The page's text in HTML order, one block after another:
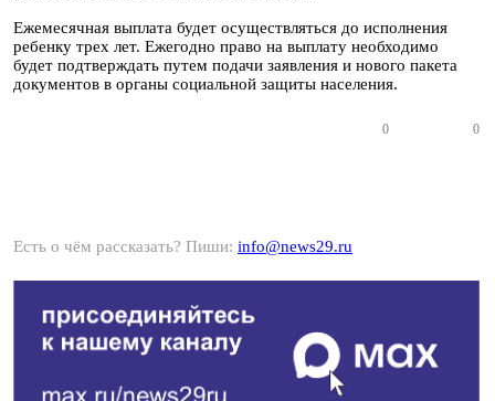
Ежемесячная выплата будет осуществляться до исполнения
ребенку трех лет. Ежегодно право на выплату необходимо
будет подтверждать путем подачи заявления и нового пакета
документов в органы социальной защиты населения.
0 0
Есть о чём рассказать? Пиши: info@news29.ru